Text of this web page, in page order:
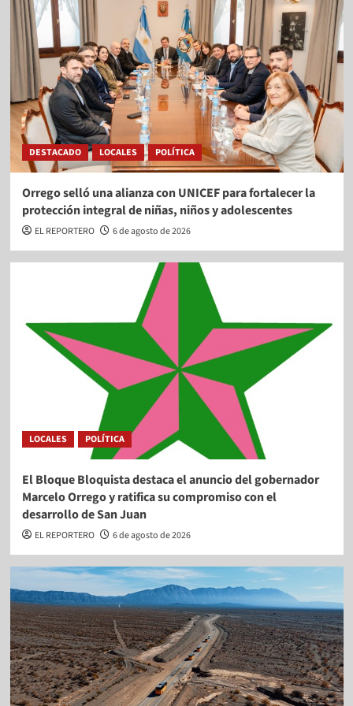
DESTACADO LOCALES POLÍTICA
Orrego selló una alianza con UNICEF para fortalecer la
protección integral de niñas, niños y adolescentes
EL REPORTERO 6 de agosto de 2026
LOCALES POLÍTICA
El Bloque Bloquista destaca el anuncio del gobernador
Marcelo Orrego y ratifica su compromiso con el
desarrollo de San Juan
EL REPORTERO 6 de agosto de 2026